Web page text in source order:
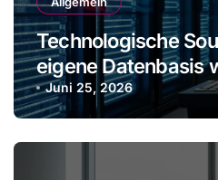
Technologische
eigene Datenbasis
Wettbewerbsvorteil
Juni 25, 2026